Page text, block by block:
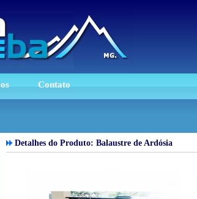
Contato
Detalhes do Produto: Balaustre de Ardósia